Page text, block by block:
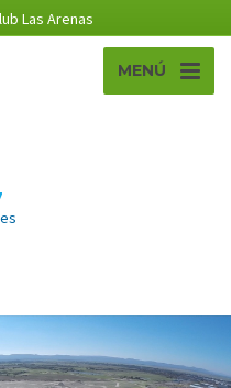
Las Arenas
MENÚ